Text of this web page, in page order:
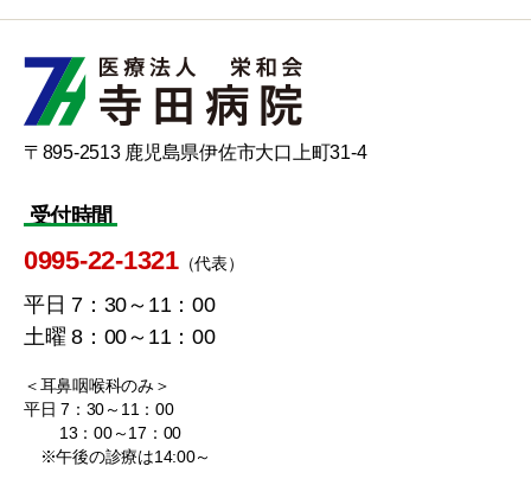
〒895-2513 鹿児島県伊佐市大口上町31-4
受付時間
0995-22-1321（代表）
平日 7：30～11：00
土曜 8：00～11：00
＜耳鼻咽喉科のみ＞
平日 7：30～11：00
13：00～17：00
※午後の診療は14:00～